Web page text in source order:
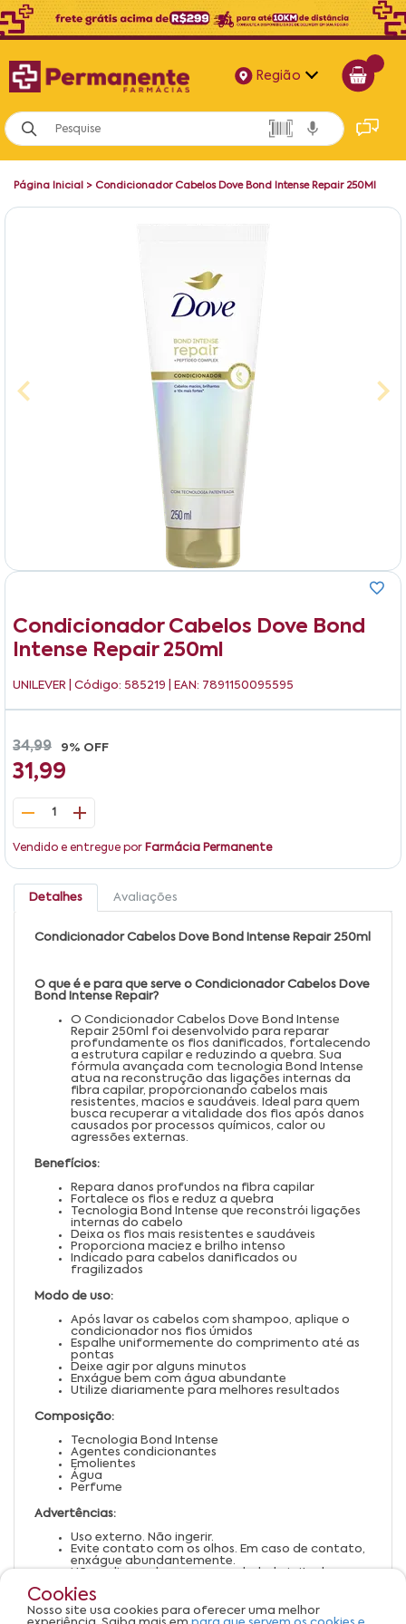
Região
Alagoas
Bahia
Página Inicial > Condicionador Cabelos Dove Bond Intense Repair 250Ml
Condicionador Cabelos Dove Bond
Intense Repair 250ml
UNILEVER | Código: 585219 | EAN: 7891150095595
34,99 9% OFF
31,99
1
Vendido e entregue por Farmácia Permanente
Detalhes Avaliações
Condicionador Cabelos Dove Bond Intense Repair 250ml
O que é e para que serve o Condicionador Cabelos Dove
Bond Intense Repair?
O Condicionador Cabelos Dove Bond Intense
Repair 250ml foi desenvolvido para reparar
profundamente os fios danificados, fortalecendo
a estrutura capilar e reduzindo a quebra. Sua
fórmula avançada com tecnologia Bond Intense
atua na reconstrução das ligações internas da
fibra capilar, proporcionando cabelos mais
resistentes, macios e saudáveis. Ideal para quem
busca recuperar a vitalidade dos fios após danos
causados por processos químicos, calor ou
agressões externas.
Benefícios:
Repara danos profundos na fibra capilar
Fortalece os fios e reduz a quebra
Tecnologia Bond Intense que reconstrói ligações
internas do cabelo
Deixa os fios mais resistentes e saudáveis
Proporciona maciez e brilho intenso
Indicado para cabelos danificados ou
fragilizados
Modo de uso:
Após lavar os cabelos com shampoo, aplique o
condicionador nos fios úmidos
Espalhe uniformemente do comprimento até as
pontas
Deixe agir por alguns minutos
Enxágue bem com água abundante
Utilize diariamente para melhores resultados
Composição:
Tecnologia Bond Intense
Agentes condicionantes
Emolientes
Água
Perfume
Advertências:
Uso externo. Não ingerir.
Evite contato com os olhos. Em caso de contato,
enxágue abundantemente.
Não aplicar sobre o couro cabeludo irritado ou
lesionado.
Suspenda o uso em caso de irritação ou alergia.
Mantenha fora do alcance de crianças.
Conservar em local fresco, seco e ao abrigo da luz
Cookies
Nosso site usa cookies para oferecer uma melhor